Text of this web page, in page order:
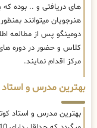
های دریافتی و .. بوده
هنرجویان میتوانند
دومینگو پس از مطالعه
کلاس و حضور در دوره های
مرکز اقدام نمایند.
بهترین مدرس و استاد
بهترین مدرس و استاد